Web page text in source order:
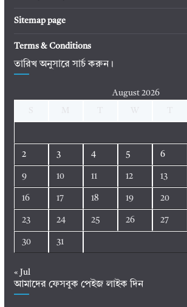
Sitemap page
Terms & Conditions
তারিখ অনুসারে সার্চ করুন।
August 2026
2 3 4 5 6
9 10 11 12 13
16 17 18 19 20
23 24 25 26 27
30 31
« Jul
আমাদের ফেসবুক পেইজ লাইক দিন